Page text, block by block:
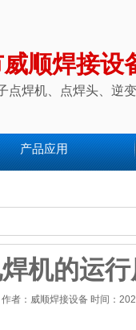
顺焊接设
点焊机、点焊头、逆
产品应用
机的运
作者：威顺焊接设备 时间：